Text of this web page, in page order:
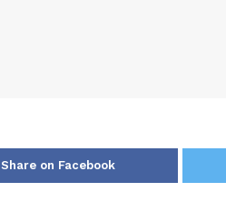
Share on Facebook